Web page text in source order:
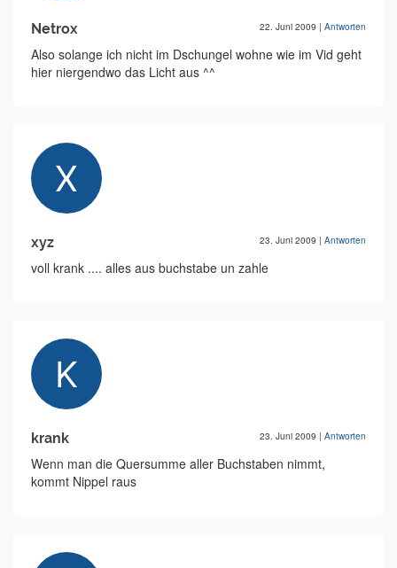
Netrox 22. Juni 2009 | Antworten
Also solange ich nicht im Dschungel wohne wie im Vid geht
hier niergendwo das Licht aus ^^
xyz 23. Juni 2009 | Antworten
voll krank .... alles aus buchstabe un zahle
krank 23. Juni 2009 | Antworten
Wenn man die Quersumme aller Buchstaben nimmt,
kommt Nippel raus